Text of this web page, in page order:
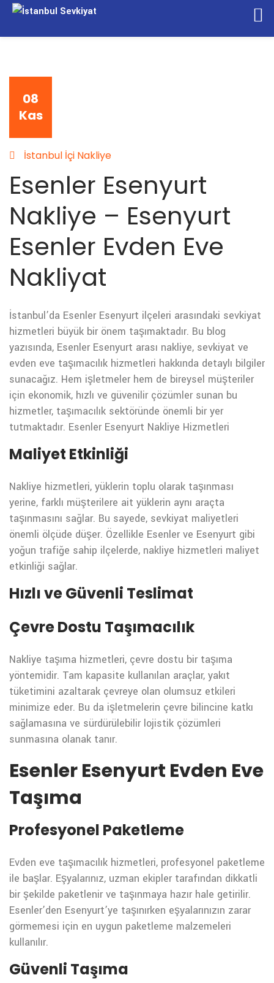
08
Kas
İstanbul İçi Nakliye
Esenler Esenyurt
Nakliye – Esenyurt
Esenler Evden Eve
Nakliyat
İstanbul’da Esenler Esenyurt ilçeleri arasındaki sevkiyat
hizmetleri büyük bir önem taşımaktadır. Bu blog
yazısında, Esenler Esenyurt arası nakliye, sevkiyat ve
evden eve taşımacılık hizmetleri hakkında detaylı bilgiler
sunacağız. Hem işletmeler hem de bireysel müşteriler
için ekonomik, hızlı ve güvenilir çözümler sunan bu
hizmetler, taşımacılık sektöründe önemli bir yer
tutmaktadır. Esenler Esenyurt Nakliye Hizmetleri
Maliyet Etkinliği
Nakliye hizmetleri, yüklerin toplu olarak taşınması
yerine, farklı müşterilere ait yüklerin aynı araçta
taşınmasını sağlar. Bu sayede, sevkiyat maliyetleri
önemli ölçüde düşer. Özellikle Esenler ve Esenyurt gibi
yoğun trafiğe sahip ilçelerde, nakliye hizmetleri maliyet
etkinliği sağlar.
Hızlı ve Güvenli Teslimat
Çevre Dostu Taşımacılık
Nakliye taşıma hizmetleri, çevre dostu bir taşıma
yöntemidir. Tam kapasite kullanılan araçlar, yakıt
tüketimini azaltarak çevreye olan olumsuz etkileri
minimize eder. Bu da işletmelerin çevre bilincine katkı
sağlamasına ve sürdürülebilir lojistik çözümleri
sunmasına olanak tanır.
Esenler Esenyurt Evden Eve
Taşıma
Profesyonel Paketleme
Evden eve taşımacılık hizmetleri, profesyonel paketleme
ile başlar. Eşyalarınız, uzman ekipler tarafından dikkatli
bir şekilde paketlenir ve taşınmaya hazır hale getirilir.
Esenler’den Esenyurt’ye taşınırken eşyalarınızın zarar
görmemesi için en uygun paketleme malzemeleri
kullanılır.
Güvenli Taşıma